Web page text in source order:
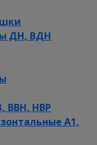
ДН, ВДН
ВВН, НВР
А1,